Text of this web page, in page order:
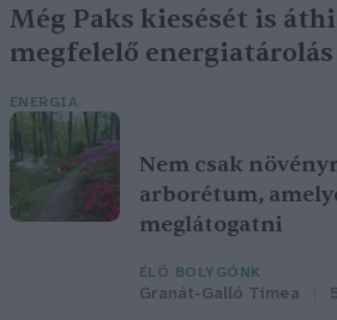
Még Paks kiesését is
megfelelő energiatárolás
ENERGIA
Nem csak
arborétum,
meglátogatni
ÉLŐ BOLYGÓNK
Granát-Galló Tímea